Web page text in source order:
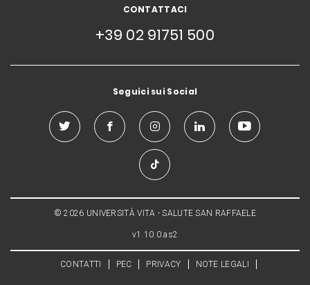
CONTATTACI
+39 02 91751 500
Seguici sui Social
© 2026 UNIVERSITÀ VITA - SALUTE SAN RAFFAELE
v1.10.0.as2
CONTATTI PEC PRIVACY NOTE LEGALI